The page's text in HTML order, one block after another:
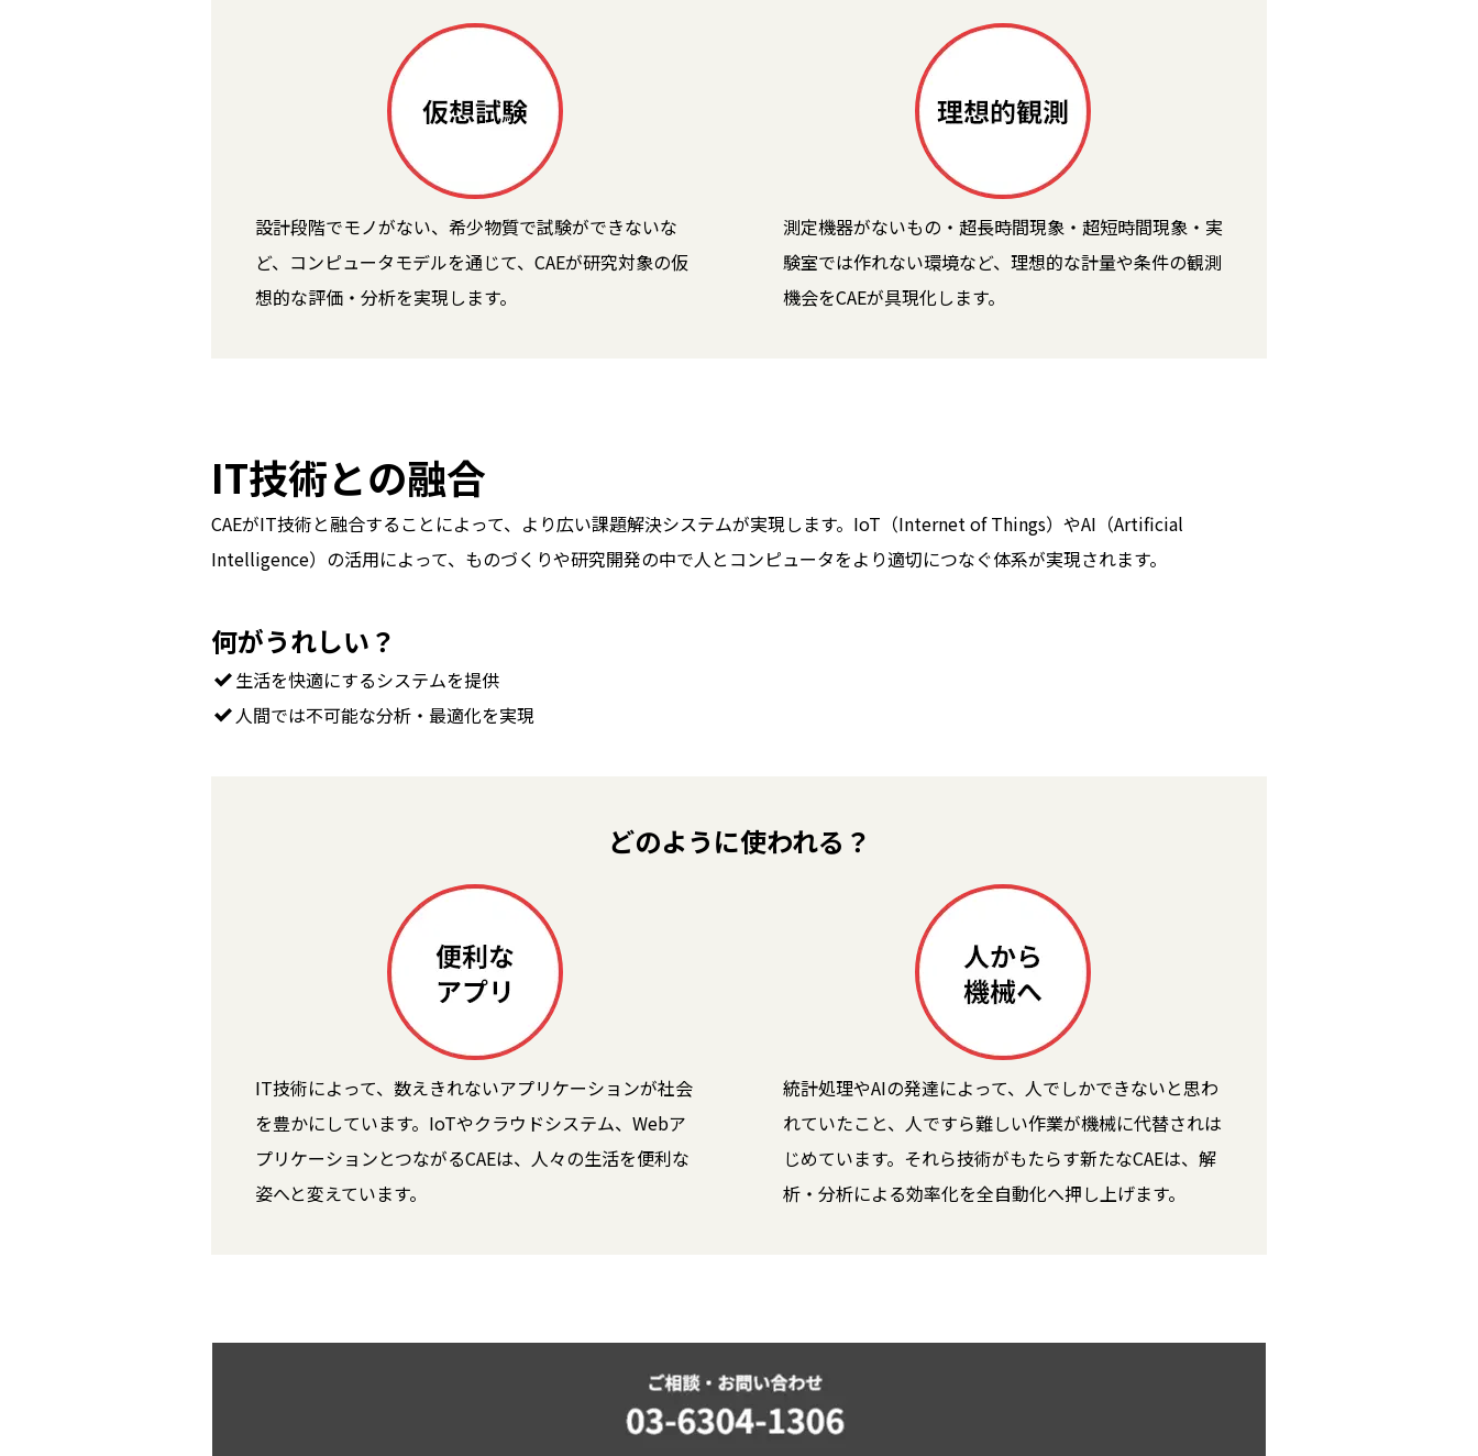
設計段階でモノがない、希少物質で試験ができないな
ど、コンピュータモデルを通じて、CAEが研究対象の仮
想的な評価・分析を実現します。
測定機器がないもの・超長時間現象・超短時間現象・実
験室では作れない環境など、理想的な計量や条件の観測
機会をCAEが具現化します。
IT技術との融合
CAEがIT技術と融合することによって、より広い課題解決システムが実現します。IoT（Internet of Things）やAI（Artificial
Intelligence）の活用によって、ものづくりや研究開発の中で人とコンピュータをより適切につなぐ体系が実現されます。
何がうれしい？
生活を快適にするシステムを提供
人間では不可能な分析・最適化を実現
どのように使われる？
IT技術によって、数えきれないアプリケーションが社会
を豊かにしています。IoTやクラウドシステム、Webア
プリケーションとつながるCAEは、人々の生活を便利な
姿へと変えています。
統計処理やAIの発達によって、人でしかできないと思わ
れていたこと、人ですら難しい作業が機械に代替されは
じめています。それら技術がもたらす新たなCAEは、解
析・分析による効率化を全自動化へ押し上げます。